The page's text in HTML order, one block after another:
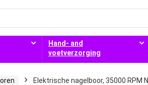
Hand- and
voetverzorging
Elektrische nagelboor, 35000 RPM